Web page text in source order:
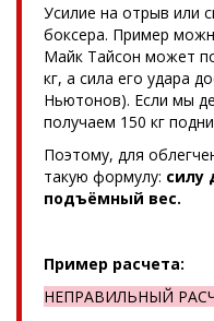
Усилие на отрыв или
боксера. Пример
Майк Тайсон может
кг, а сила его удара
Ньютонов). Если мы
получаем 150 кг
Поэтому, для
такую формулу: силу
подъёмный вес.
Пример расчета:
НЕПРАВИЛЬНЫЙ